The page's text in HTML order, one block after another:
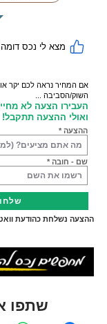
מצא לי נכס דומה
אם המחיר נראה לכם יקר או
השוק/הסביבה ...
העבירו הצעה לא
ואולי ההצעה תתקבל!
ההצעה
שם - חובה
ההצעה נשלחת כהודעת
שתפו